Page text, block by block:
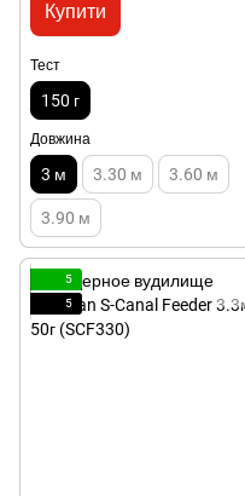
Купити
Тест
150 г
Довжина
3 м 3.30 м 3.60 м
3.90 м
5
5